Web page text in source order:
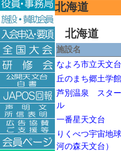
北海道
北海道
施設名
なよろ市立天文台
丘のまち郷土学
芦別温泉 スタ
ル
一番星天文台
りくべつ宇宙地
河の森天文台）